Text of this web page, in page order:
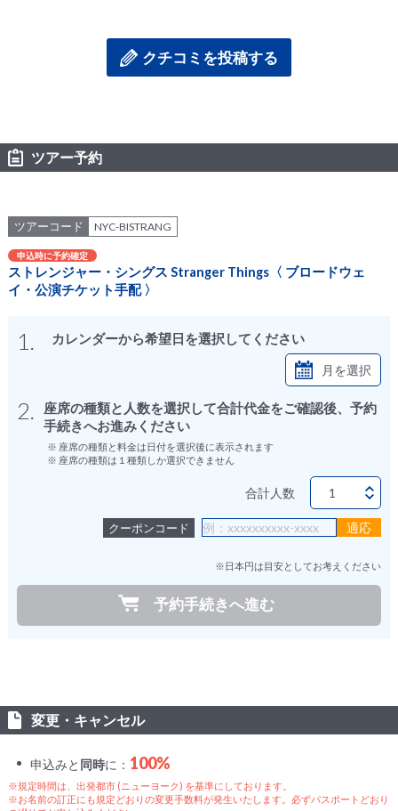
クチコミを投稿する
ツアー予約
ツアーコード NYC-BISTRANG
申込時に予約確定
ストレンジャー・シングス Stranger Things〈 ブロードウェ
イ・公演チケット手配 〉
1. カレンダーから希望日を選択してください
月を選択
2.
座席の種類と人数を選択して合計代金をご確認後、予約
手続きへお進みください
※ 座席の種類と料金は日付を選択後に表示されます
※ 座席の種類は１種類しか選択できません
合計人数
クーポンコード
※日本円は目安としてお考えください
予約手続きへ進む
変更・キャンセル
申込みと 同時に： 100%
※規定時間は、出発都市 (ニューヨーク) を基準にしております。
※お名前の訂正にも規定どおりの変更手数料が発生いたします。必ずパスポートどおり